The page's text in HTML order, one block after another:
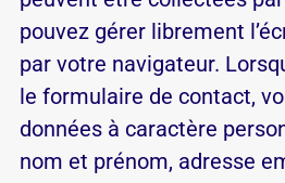
pouvez gérer librement
par votre navigateur.
le formulaire de contact,
données à caractère
nom et prénom, adresse